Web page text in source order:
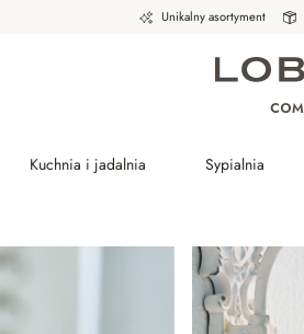
Unikalny asortyment
Kuchnia i jadalnia Sypialnia